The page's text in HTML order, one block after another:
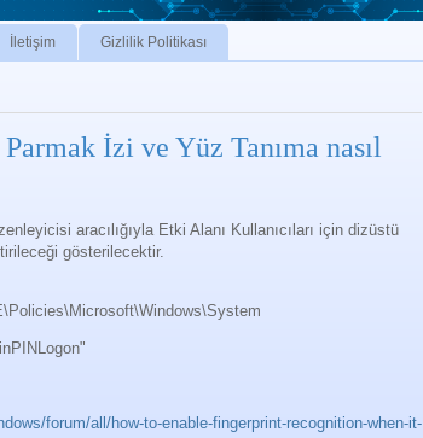
İletişim Gizlilik Politikası
İzi ve Yüz Tanıma nasıl
aracılığıyla Etki Alanı Kullanıcıları için dizüstü
gösterilecektir.
forum/all/how-to-enable-fingerprint-recognition-when-it-